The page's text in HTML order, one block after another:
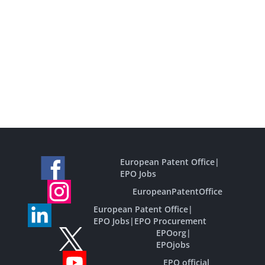
European Patent Office|
EPO Jobs
EuropeanPatentOffice
European Patent Office|
EPO Jobs| EPO Procurement
EPOorg|
EPOjobs
EPO official